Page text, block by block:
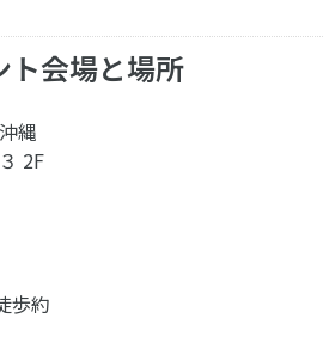
ト会場と場所
縄
2F
歩約